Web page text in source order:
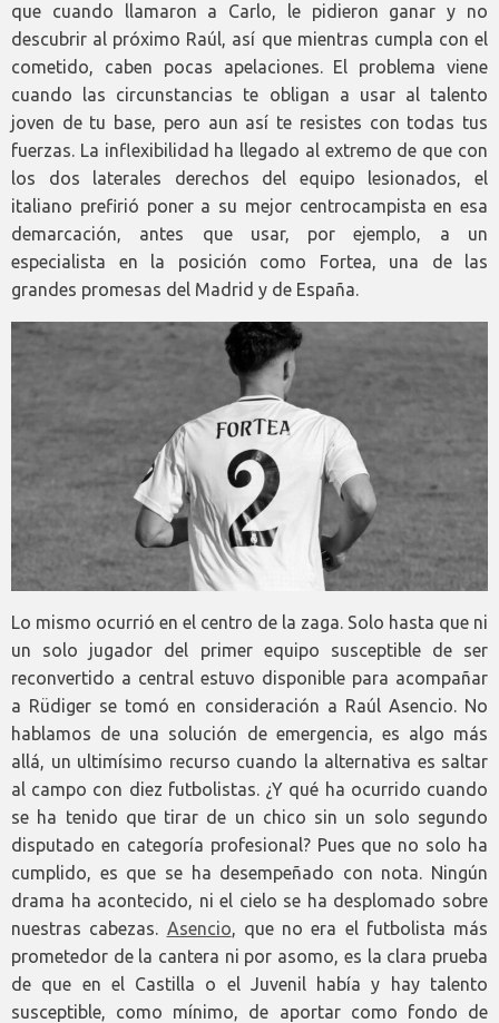
que cuando llamaron a Carlo, le pidieron ganar y no
descubrir al próximo Raúl, así que mientras cumpla con el
cometido, caben pocas apelaciones. El problema viene
cuando las circunstancias te obligan a usar al talento
joven de tu base, pero aun así te resistes con todas tus
fuerzas. La inflexibilidad ha llegado al extremo de que con
los dos laterales derechos del equipo lesionados, el
italiano prefirió poner a su mejor centrocampista en esa
demarcación, antes que usar, por ejemplo, a un
especialista en la posición como Fortea, una de las
grandes promesas del Madrid y de España.
Lo mismo ocurrió en el centro de la zaga. Solo hasta que ni
un solo jugador del primer equipo susceptible de ser
reconvertido a central estuvo disponible para acompañar
a Rüdiger se tomó en consideración a Raúl Asencio. No
hablamos de una solución de emergencia, es algo más
allá, un ultimísimo recurso cuando la alternativa es saltar
al campo con diez futbolistas. ¿Y qué ha ocurrido cuando
se ha tenido que tirar de un chico sin un solo segundo
disputado en categoría profesional? Pues que no solo ha
cumplido, es que se ha desempeñado con nota. Ningún
drama ha acontecido, ni el cielo se ha desplomado sobre
nuestras cabezas. Asencio , que no era el futbolista más
prometedor de la cantera ni por asomo, es la clara prueba
de que en el Castilla o el Juvenil había y hay talento
susceptible, como mínimo, de aportar como fondo de